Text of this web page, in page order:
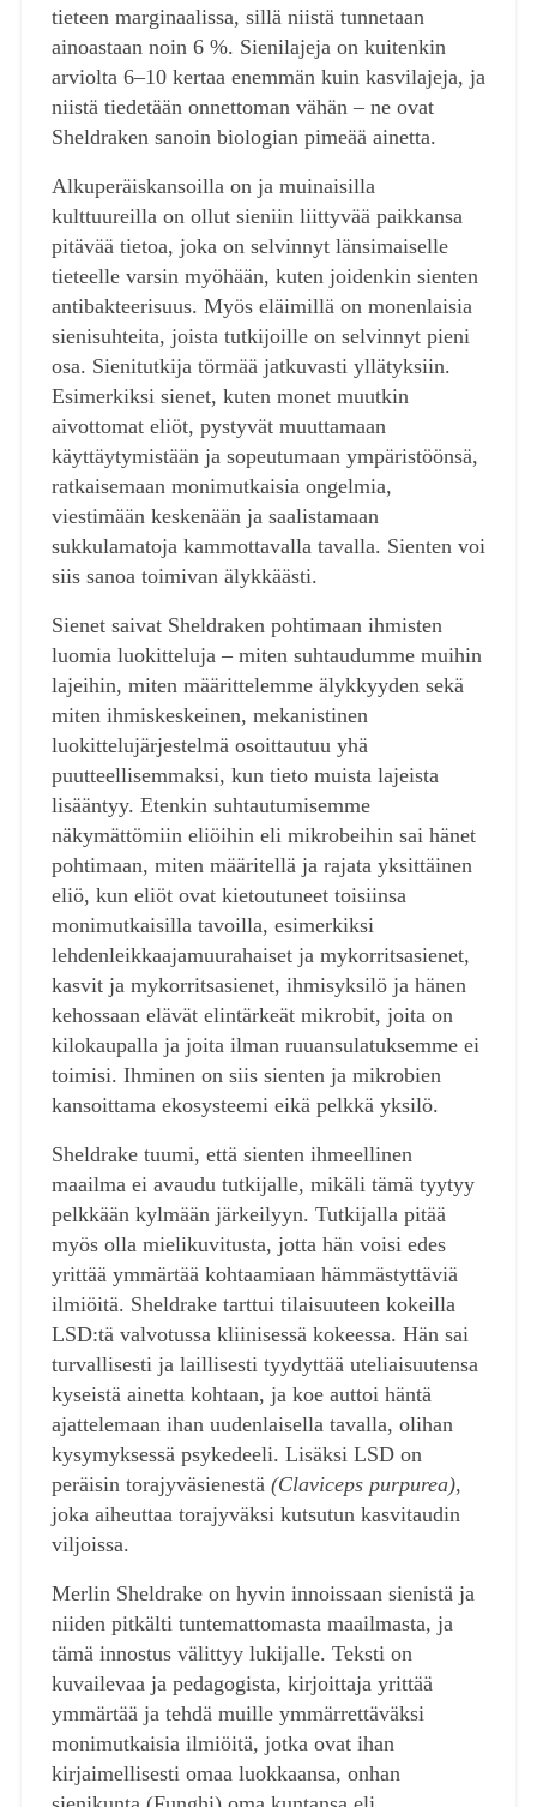
tieteen marginaalissa, sillä niistä tunnetaan
ainoastaan noin 6 %. Sienilajeja on kuitenkin
arviolta 6–10 kertaa enemmän kuin kasvilajeja, ja
niistä tiedetään onnettoman vähän – ne ovat
Sheldraken sanoin biologian pimeää ainetta.
Alkuperäiskansoilla on ja muinaisilla
kulttuureilla on ollut sieniin liittyvää paikkansa
pitävää tietoa, joka on selvinnyt länsimaiselle
tieteelle varsin myöhään, kuten joidenkin sienten
antibakteerisuus. Myös eläimillä on monenlaisia
sienisuhteita, joista tutkijoille on selvinnyt pieni
osa. Sienitutkija törmää jatkuvasti yllätyksiin.
Esimerkiksi sienet, kuten monet muutkin
aivottomat eliöt, pystyvät muuttamaan
käyttäytymistään ja sopeutumaan ympäristöönsä,
ratkaisemaan monimutkaisia ongelmia,
viestimään keskenään ja saalistamaan
sukkulamatoja kammottavalla tavalla. Sienten voi
siis sanoa toimivan älykkäästi.
Sienet saivat Sheldraken pohtimaan ihmisten
luomia luokitteluja – miten suhtaudumme muihin
lajeihin, miten määrittelemme älykkyyden sekä
miten ihmiskeskeinen, mekanistinen
luokittelujärjestelmä osoittautuu yhä
puutteellisemmaksi, kun tieto muista lajeista
lisääntyy. Etenkin suhtautumisemme
näkymättömiin eliöihin eli mikrobeihin sai hänet
pohtimaan, miten määritellä ja rajata yksittäinen
eliö, kun eliöt ovat kietoutuneet toisiinsa
monimutkaisilla tavoilla, esimerkiksi
lehdenleikkaajamuurahaiset ja mykorritsasienet,
kasvit ja mykorritsasienet, ihmisyksilö ja hänen
kehossaan elävät elintärkeät mikrobit, joita on
kilokaupalla ja joita ilman ruuansulatuksemme ei
toimisi. Ihminen on siis sienten ja mikrobien
kansoittama ekosysteemi eikä pelkkä yksilö.
Sheldrake tuumi, että sienten ihmeellinen
maailma ei avaudu tutkijalle, mikäli tämä tyytyy
pelkkään kylmään järkeilyyn. Tutkijalla pitää
myös olla mielikuvitusta, jotta hän voisi edes
yrittää ymmärtää kohtaamiaan hämmästyttäviä
ilmiöitä. Sheldrake tarttui tilaisuuteen kokeilla
LSD:tä valvotussa kliinisessä kokeessa. Hän sai
turvallisesti ja laillisesti tyydyttää uteliaisuutensa
kyseistä ainetta kohtaan, ja koe auttoi häntä
ajattelemaan ihan uudenlaisella tavalla, olihan
kysymyksessä psykedeeli. Lisäksi LSD on
peräisin torajyväsienestä (Claviceps purpurea),
joka aiheuttaa torajyväksi kutsutun kasvitaudin
viljoissa.
Merlin Sheldrake on hyvin innoissaan sienistä ja
niiden pitkälti tuntemattomasta maailmasta, ja
tämä innostus välittyy lukijalle. Teksti on
kuvailevaa ja pedagogista, kirjoittaja yrittää
ymmärtää ja tehdä muille ymmärrettäväksi
monimutkaisia ilmiöitä, jotka ovat ihan
kirjaimellisesti omaa luokkaansa, onhan